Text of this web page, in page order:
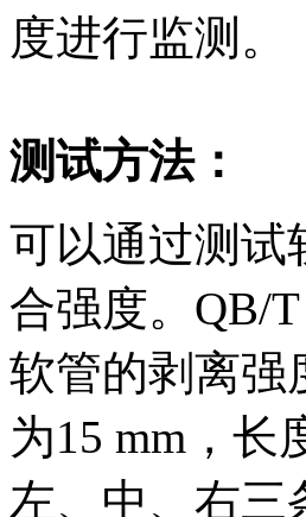
度进行监测。
测试方法：
可以通过测试
合强度。QB/
软管的剥离强
为15 mm，长
左、中、右三